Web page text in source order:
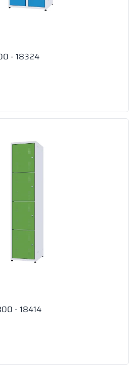
- 18324
- 18414